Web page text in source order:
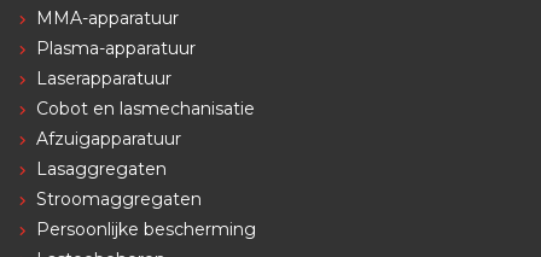
MMA-apparatuur
Plasma-apparatuur
Laserapparatuur
Cobot en lasmechanisatie
Afzuigapparatuur
Lasaggregaten
Stroomaggregaten
Persoonlijke bescherming